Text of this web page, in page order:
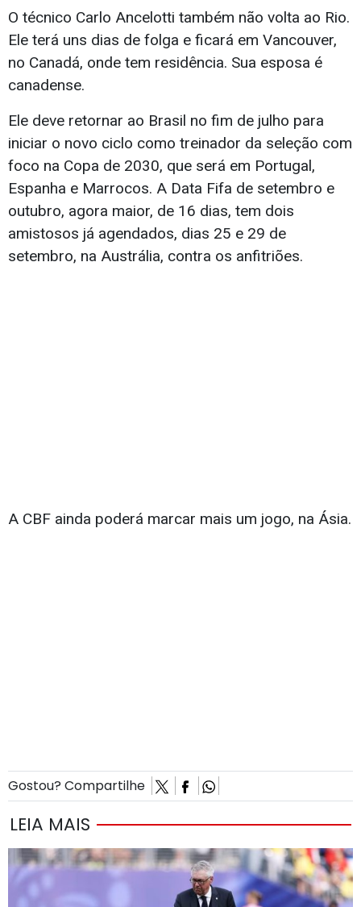
O técnico Carlo Ancelotti também não volta ao Rio.
Ele terá uns dias de folga e ficará em Vancouver,
no Canadá, onde tem residência. Sua esposa é
canadense.
Ele deve retornar ao Brasil no fim de julho para
iniciar o novo ciclo como treinador da seleção com
foco na Copa de 2030, que será em Portugal,
Espanha e Marrocos. A Data Fifa de setembro e
outubro, agora maior, de 16 dias, tem dois
amistosos já agendados, dias 25 e 29 de
setembro, na Austrália, contra os anfitriões.
A CBF ainda poderá marcar mais um jogo, na Ásia.
Gostou? Compartilhe
LEIA MAIS